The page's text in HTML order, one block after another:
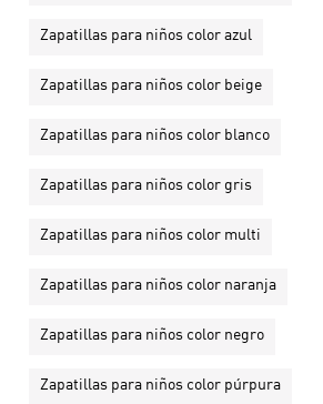
Zapatillas para niños color azul
Zapatillas para niños color beige
Zapatillas para niños color blanco
Zapatillas para niños color gris
Zapatillas para niños color multi
Zapatillas para niños color naranja
Zapatillas para niños color negro
Zapatillas para niños color púrpura